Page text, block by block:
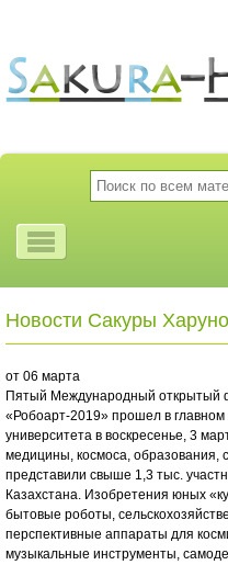
Новости Сакуры
от 06 марта
Пятый Международный открытый
«Робоарт-2019» прошел в главном
университета в воскресенье, 3
медицины, космоса, образования,
представили свыше 1,3 тыс.
Казахстана. Изобретения юных
бытовые роботы,
перспективные аппараты для
музыкальные инструменты,